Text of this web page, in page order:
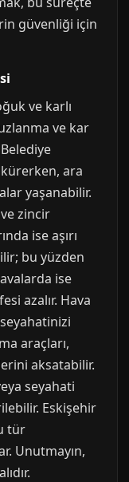
güvenliği için
ve karlı
ve kar
ara
yaşanabilir.
zincir
ise aşırı
bu yüzden
ise
azalır. Hava
araçları,
aksatabilir.
seyahati
Eskişehir
tür
Unutmayın,